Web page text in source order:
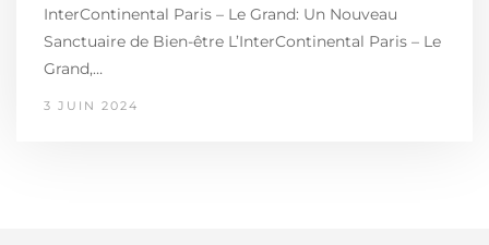
InterContinental Paris – Le Grand: Un Nouveau
Sanctuaire de Bien-être L’InterContinental Paris – Le
Grand,…
3 JUIN 2024